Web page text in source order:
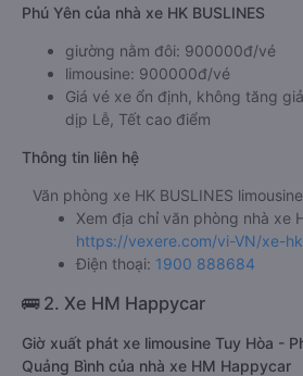
Phú Yên của nhà xe HK BUSLINES
giường nằm đôi: 900000đ/vé
limousine: 900000đ/vé
Giá vé xe ổn định, không tăng
dịp Lễ, Tết cao điểm
Thông tin liên hệ
Văn phòng xe HK BUSLINES
Xem địa chỉ văn phòng nhà xe
https://vexere.com/vi-VN/xe-
Điện thoại: 1900 888684
🚌 2. Xe HM Happycar
Giờ xuất phát xe limousine Tuy Hòa -
Quảng Bình của nhà xe HM Happycar